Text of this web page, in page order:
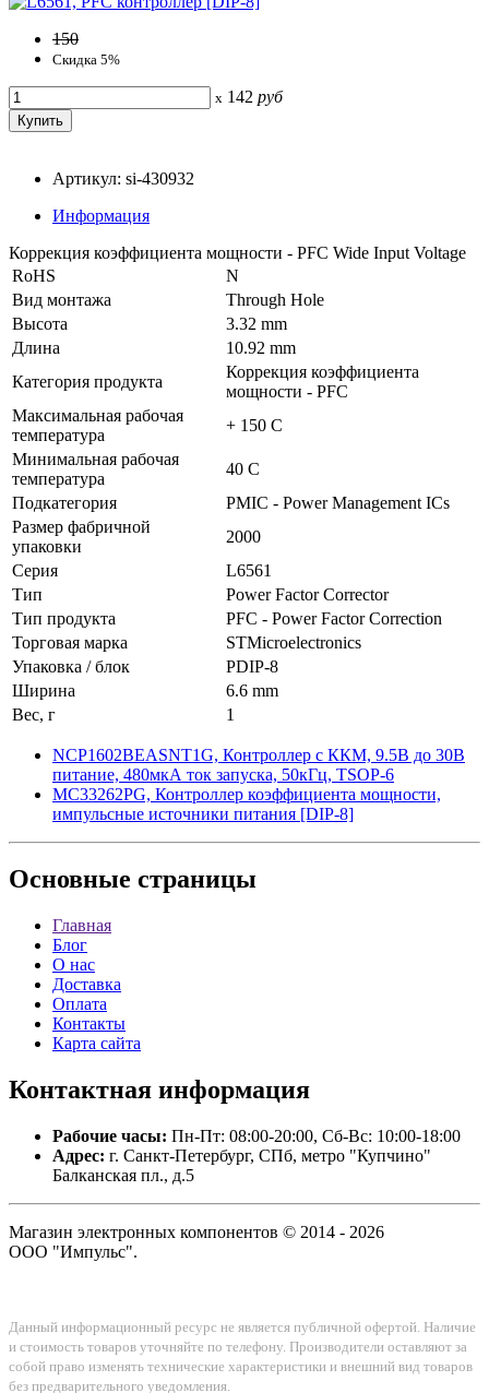
150
Скидка 5%
x 142 руб
Артикул: si-430932
Информация
Коррекция коэффициента мощности - PFC Wide Input Voltage
RoHS
N
Вид монтажа
Through Hole
Высота
3.32 mm
Длина
10.92 mm
Категория продукта
Коррекция коэффициента
мощности - PFC
Максимальная рабочая
температура
+ 150 C
Минимальная рабочая
температура
40 C
Подкатегория
PMIC - Power Management ICs
Размер фабричной
упаковки
2000
Серия
L6561
Тип
Power Factor Corrector
Тип продукта
PFC - Power Factor Correction
Торговая марка
STMicroelectronics
Упаковка / блок
PDIP-8
Ширина
6.6 mm
Вес, г
1
NCP1602BEASNT1G, Контроллер с ККМ, 9.5В до 30В
питание, 480мкА ток запуска, 50кГц, TSOP-6
MC33262PG, Контроллер коэффициента мощности,
импульсные источники питания [DIP-8]
Основные страницы
Главная
Блог
О нас
Доставка
Оплата
Контакты
Карта сайта
Контактная информация
Рабочие часы: Пн-Пт: 08:00-20:00, Сб-Вс: 10:00-18:00
Адрес: г. Санкт-Петербург, СПб, метро "Купчино"
Балканская пл., д.5
Магазин электронных компонентов © 2014 - 2026
ООО "Импульс".
Данный информационный ресурс не является публичной офертой. Наличие
и стоимость товаров уточняйте по телефону. Производители оставляют за
собой право изменять технические характеристики и внешний вид товаров
без предварительного уведомления.